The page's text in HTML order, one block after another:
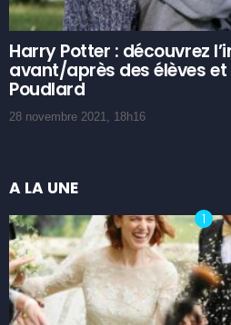
Harry Potter : découvrez
avant/après des élèves
Poudlard
28 novembre 2021, 18h16
A LA UNE